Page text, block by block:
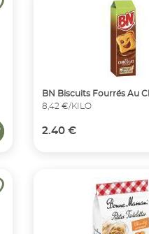
BN Biscuits Fourrés Au
8,42 €/KILO
2.40 €